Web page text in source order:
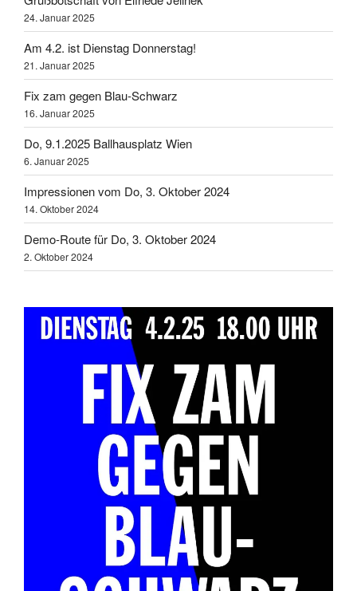
24. Januar 2025
Am 4.2. ist Dienstag Donnerstag!
21. Januar 2025
Fix zam gegen Blau-Schwarz
16. Januar 2025
Do, 9.1.2025 Ballhausplatz Wien
6. Januar 2025
Impressionen vom Do, 3. Oktober 2024
14. Oktober 2024
Demo-Route für Do, 3. Oktober 2024
2. Oktober 2024